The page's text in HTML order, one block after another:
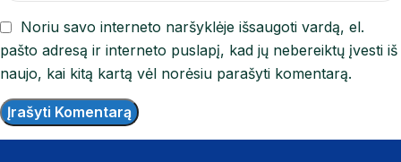
Noriu savo interneto naršyklėje išsaugoti vardą, el.
pašto adresą ir interneto puslapį, kad jų nebereiktų įvesti iš
naujo, kai kitą kartą vėl norėsiu parašyti komentarą.